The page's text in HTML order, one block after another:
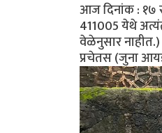
आज दिनांक : १७
411005 येथे
वेळेनुसार
प्रचेतस (जुना